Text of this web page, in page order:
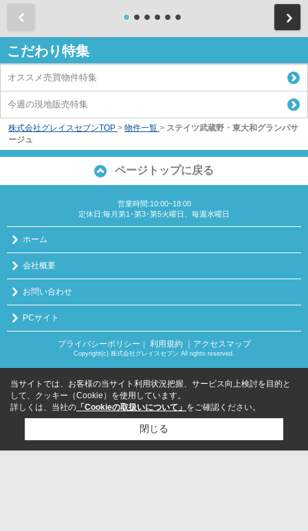
こだわり特集
オススメ売買物件特集
今週の現地販売特集
株式会社グレイスセブンTOP > 物件一覧 > ステイツ武蔵野・東大和グランパサ
ージュ
ページトップに戻る
営業時間:10:00~18:00
定休日:毎月第1･第3･第5火曜日、毎週水曜日
ホーム
会社概要
お問い合わせ
PCサイト
プライバシーポリシー 利用規約 ｜アクセスマップ
Copyright(c) 株式会社グレイスセブン All rights reserved.
当サイトでは、お客様の当サイト利用状況把握、サービス向上検討を目的と
して、クッキー（Cookie）を使用しています。
詳しくは、当社の 「Cookieの取扱いについて」 をご確認ください。
閉じる